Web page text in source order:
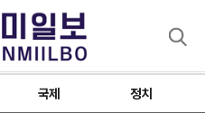
국제 정치